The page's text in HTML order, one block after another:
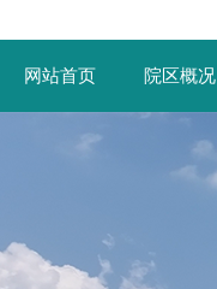
网站首页 院区概况